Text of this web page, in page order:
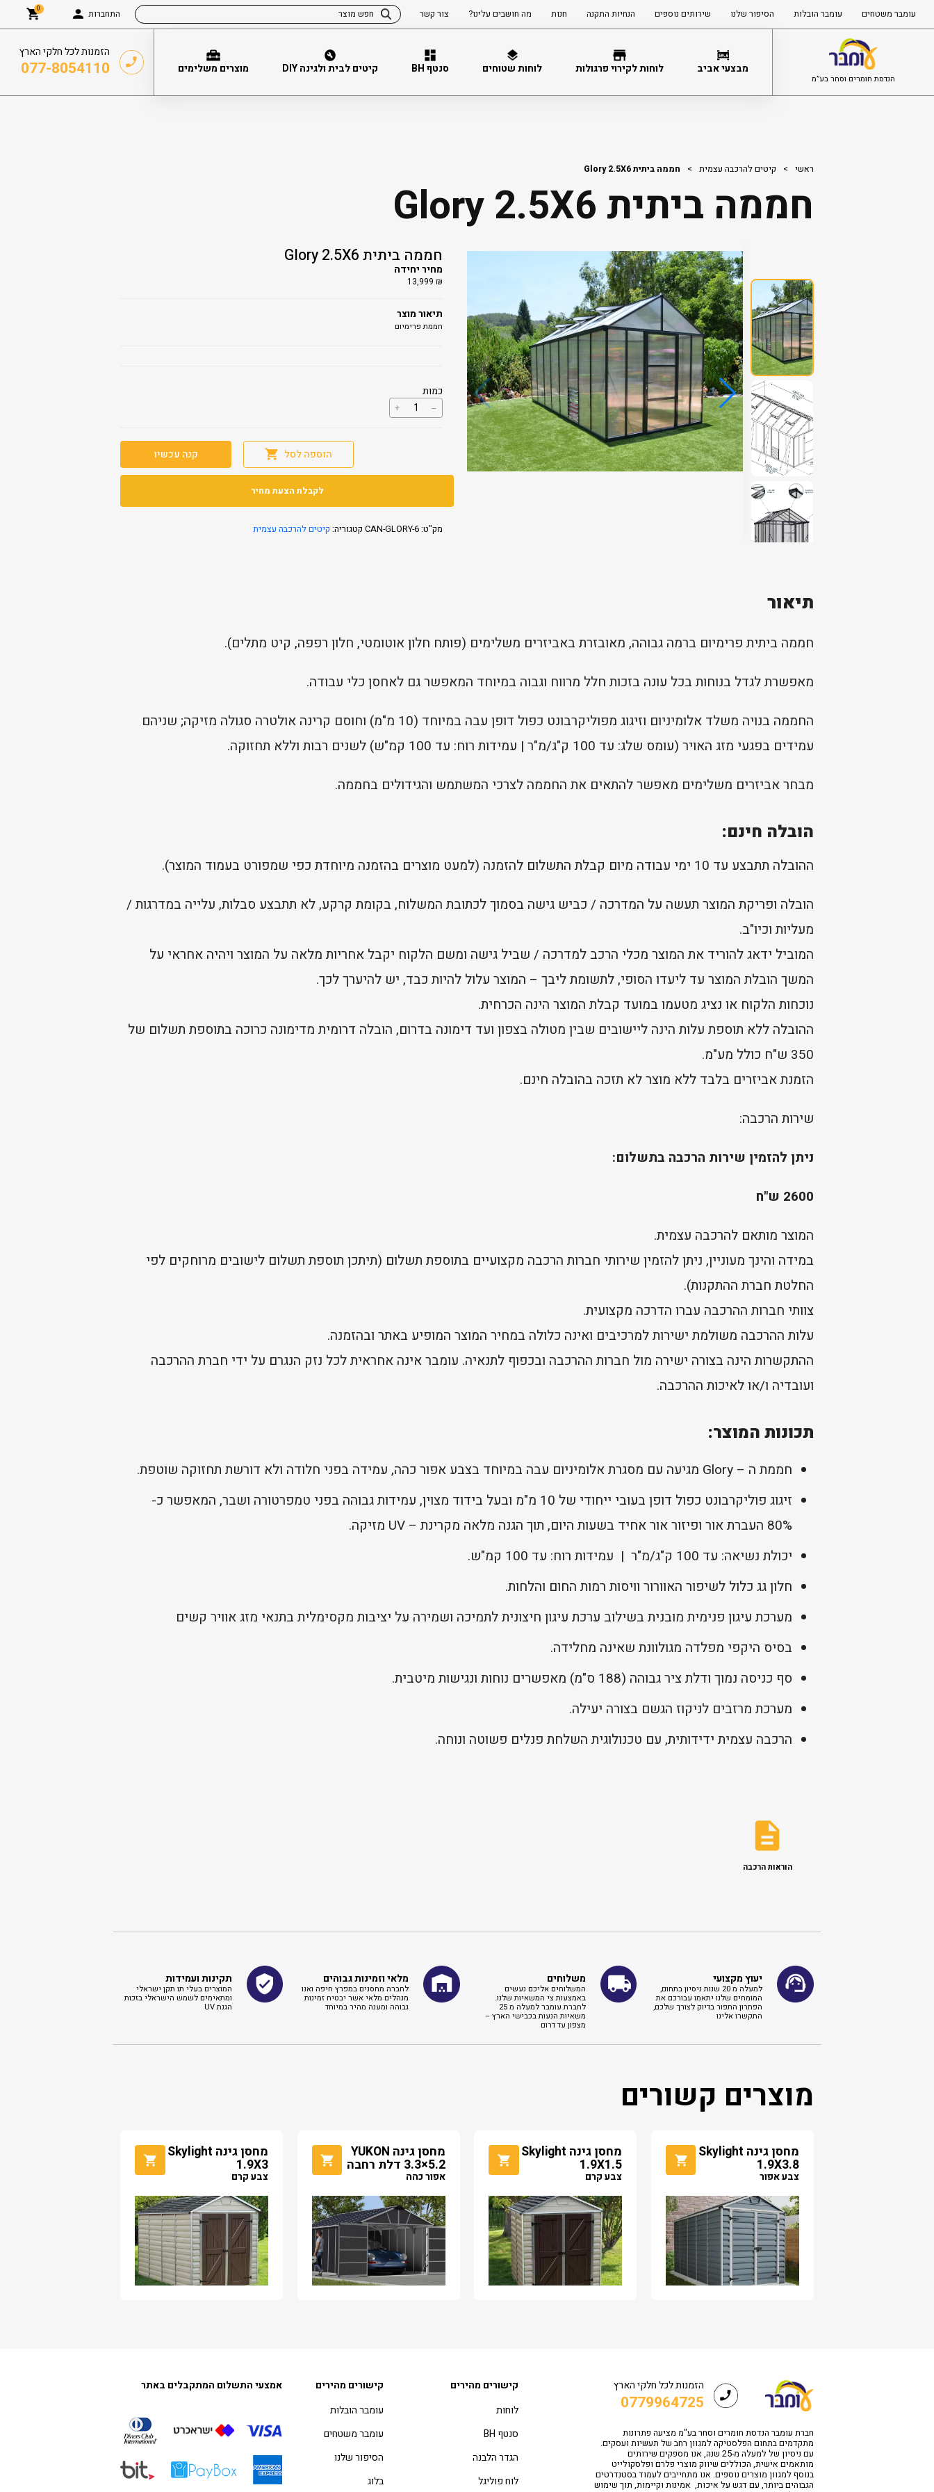
עומבר משטחים עומבר הובלות הסיפור שלנו שירותים נוספים הנחיות התקנה חנות מה חושבים עלינו? צור קשר התחברות 0
הנדסת חומרים וסחר בע”מ
מבצעי אביב לוחות לקירוי פרגולות לוחות שטוחים סנטף BH קיטים לבית ולגינה DIY מוצרים משלימים
הזמנות לכל חלקי הארץ
077-8054110
ראשי > קיטים להרכבה עצמית > חממה ביתית Glory 2.5X6
חממה ביתית Glory 2.5X6
חממה ביתית Glory 2.5X6
מחיר יחידה
13,999₪
תיאור מוצר
חממת פרימיום
כמות
--
כמות
של
+
הוספה לסל קנה עכשיו
לקבלת הצעת מחיר
מק"ט: CAN-GLORY-6 קטגוריה: קיטים להרכבה עצמית
תיאור
חממה ביתית פרימיום ברמה גבוהה, מאובזרת באביזרים משלימים (פותח חלון אוטומטי, חלון רפפה, קיט מתלים).
מאפשרת לגדל בנוחות בכל עונה בזכות חלל מרווח וגבוה במיוחד המאפשר גם לאחסן כלי עבודה.
החממה בנויה משלד אלומיניום וזיגוג מפוליקרבונט כפול דופן עבה במיוחד (10 מ"מ) וחוסם קרינה אולטרה סגולה מזיקה; שניהם
עמידים בפגעי מזג האויר (עומס שלג: עד 100 ק"ג/מ"ר | עמידות רוח: עד 100 קמ"ש) לשנים רבות וללא תחזוקה.
מבחר אביזרים משלימים מאפשר להתאים את החממה לצרכי המשתמש והגידולים בחממה.
הובלה חינם:
ההובלה תתבצע עד 10 ימי עבודה מיום קבלת התשלום להזמנה (למעט מוצרים בהזמנה מיוחדת כפי שמפורט בעמוד המוצר).
הובלה ופריקת המוצר תעשה על המדרכה / כביש גישה בסמוך לכתובת המשלוח, בקומת קרקע, לא תתבצע סבלות, עלייה במדרגות /
מעליות וכיו"ב.
המוביל ידאג להוריד את המוצר מכלי הרכב למדרכה / שביל גישה ומשם הלקוח יקבל אחריות מלאה על המוצר ויהיה אחראי על
המשך הובלת המוצר עד ליעדו הסופי, לתשומת ליבך – המוצר עלול להיות כבד, יש להיערך לכך.
נוכחות הלקוח או נציג מטעמו במועד קבלת המוצר הינה הכרחית.
ההובלה ללא תוספת עלות הינה ליישובים שבין מטולה בצפון ועד דימונה בדרום, הובלה דרומית מדימונה כרוכה בתוספת תשלום של
350 ש"ח כולל מע"מ.
הזמנת אביזרים בלבד ללא מוצר לא תזכה בהובלה חינם.
שירות הרכבה:
ניתן להזמין שירות הרכבה בתשלום:
2600 ש"ח
המוצר מותאם להרכבה עצמית.
במידה והינך מעוניין, ניתן להזמין שירותי חברות הרכבה מקצועיים בתוספת תשלום (תיתכן תוספת תשלום לישובים מרוחקים לפי
החלטת חברת ההתקנות).
צוותי חברות ההרכבה עברו הדרכה מקצועית.
עלות ההרכבה משולמת ישירות למרכיבים ואינה כלולה במחיר המוצר המופיע באתר ובהזמנה.
ההתקשרות הינה בצורה ישירה מול חברות ההרכבה ובכפוף לתנאיה. עומבר אינה אחראית לכל נזק הנגרם על ידי חברת ההרכבה
ועובדיה ו/או לאיכות ההרכבה.
תכונות המוצר:
חממת ה – Glory מגיעה עם מסגרת אלומיניום עבה במיוחד בצבע אפור כהה, עמידה בפני חלודה ולא דורשת תחזוקה שוטפת.
זיגוג פוליקרבונט כפול דופן בעובי ייחודי של 10 מ"מ ובעל בידוד מצוין, עמידות גבוהה בפני טמפרטורה ושבר, המאפשר כ-
80% העברת אור ופיזור אור אחיד בשעות היום, תוך הגנה מלאה מקרינת – UV מזיקה.
יכולת נשיאה: עד 100 ק"ג/מ"ר | עמידות רוח: עד 100 קמ"ש.
חלון גג כלול לשיפור האוורור וויסות רמות החום והלחות.
מערכת עיגון פנימית מובנית בשילוב ערכת עיגון חיצונית לתמיכה ושמירה על יציבות מקסימלית בתנאי מזג אוויר קשים
בסיס היקפי מפלדה מגולוונת שאינה מחלידה.
סף כניסה נמוך ודלת ציר גבוהה (188 ס"מ) מאפשרים נוחות ונגישות מיטבית.
מערכת מרזבים לניקוז הגשם בצורה יעילה.
הרכבה עצמית ידידותית, עם טכנולוגית השלחת פנלים פשוטה ונוחה.
הוראות הרכבה
יעוץ מקצועי
למעלה מ 20 שנות ניסיון בתחום,
המומחים שלנו יתאמו עבורכם את
הפתרון התפור בדיוק לצורך שלכם,
התקשרו אלינו ​
משלוחים
המשלוחים אליכם נעשים
באמצעות צי המשאיות שלנו.
לחברת עומבר למעלה מ 25
משאיות הנעות בכבישי הארץ –
מצפון עד דרום
מלאי וזמינות גבוהים
לחברה מחסנים במפרץ חיפה ואנו
מנהלים מלאי אשר יבטיח זמינות
גבוהה ומענה מהיר במיוחד
תקינות ועמידות
המוצרים בעלי תו תקן ישראלי
ומתאימים לשמש הישראלי בזכות
הגנת UV
מוצרים קשורים
מחסן גינה Skylight
1.9X3.8
צבע אפור
מחסן גינה Skylight
1.9X1.5
צבע קרם
מחסן גינה YUKON
3.3×5.2 דלת רחבה
אפור כהה
מחסן גינה Skylight
1.9X3
צבע קרם
הזמנות לכל חלקי הארץ
0779964725
חברת עומבר הנדסת חומרים וסחר בע"מ מציעה פתרונות
מתקדמים בתחום הפלסטיקה למגוון רחב של תעשיות ועסקים.
עם ניסיון של למעלה מ-25 שנה, אנו מספקים שירותים
מותאמים אישית, הכוללים שיווק מוצרי פלרם ופלסקולייט
בנוסף למגוון מוצרים נוספים. אנו מתחייבים לעמוד בסטנדרטים
הגבוהים ביותר, עם דגש על איכות, אמינות וקיימות, תוך שימוש
קישורים מהירים
לוחות
סנטף BH
הגדר הלבנה
לוח פוליגל
קישורים מהירים
עומבר הובלות
עומבר משטחים
הסיפור שלנו
בלוג
אמצעי התשלום המתקבלים באתר